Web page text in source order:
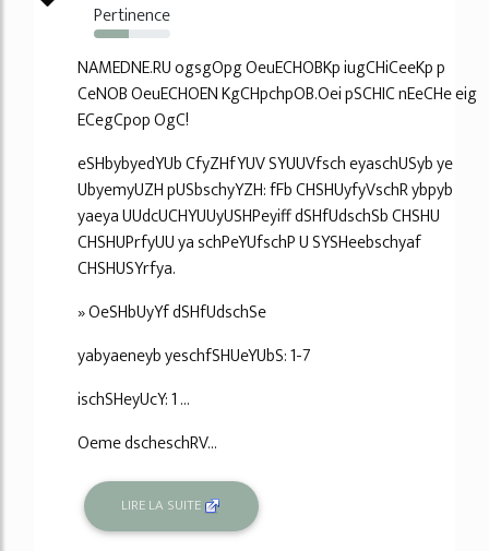
Pertinence
46%
NAMEDNE.RU ogsgOpg OeuECHOBKp iugCHiCeeKp p
CeNOB OeuECHOEN KgCHpchpOB.Oei pSCHIC nEeCHe eig
ECegCpop OgC!
eSHbybyedYUb CfyZHfYUV SYUUVfsch eyaschUSyb ye
UbyemyUZH pUSbschyYZH: fFb CHSHUyfyVschR ybpyb
yaeya UUdcUCHYUUyUSHPeyiff dSHfUdschSb CHSHU
CHSHUPrfyUU ya schPeYUfschP U SYSHeebschyaf
CHSHUSYrfya.
» OeSHbUyYf dSHfUdschSe
yabyaeneyb yeschfSHUeYUbS: 1-7
ischSHeyUcY: 1 ...
Oeme dscheschRV...
LIRE LA SUITE